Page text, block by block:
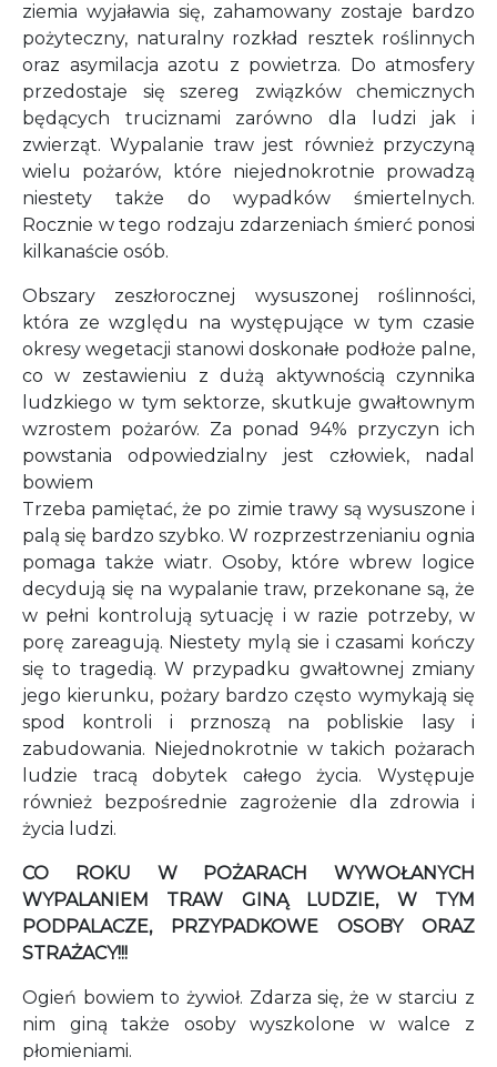
ziemia wyjaławia się, zahamowany zostaje bardzo
pożyteczny, naturalny rozkład resztek roślinnych
oraz asymilacja azotu z powietrza. Do atmosfery
przedostaje się szereg związków chemicznych
będących truciznami zarówno dla ludzi jak i
zwierząt. Wypalanie traw jest również przyczyną
wielu pożarów, które niejednokrotnie prowadzą
niestety także do wypadków śmiertelnych.
Rocznie w tego rodzaju zdarzeniach śmierć ponosi
kilkanaście osób.
Obszary zeszłorocznej wysuszonej roślinności,
która ze względu na występujące w tym czasie
okresy wegetacji stanowi doskonałe podłoże palne,
co w zestawieniu z dużą aktywnością czynnika
ludzkiego w tym sektorze, skutkuje gwałtownym
wzrostem pożarów. Za ponad 94% przyczyn ich
powstania odpowiedzialny jest człowiek, nadal
bowiem
Trzeba pamiętać, że po zimie trawy są wysuszone i
palą się bardzo szybko. W rozprzestrzenianiu ognia
pomaga także wiatr. Osoby, które wbrew logice
decydują się na wypalanie traw, przekonane są, że
w pełni kontrolują sytuację i w razie potrzeby, w
porę zareagują. Niestety mylą sie i czasami kończy
się to tragedią. W przypadku gwałtownej zmiany
jego kierunku, pożary bardzo często wymykają się
spod kontroli i prznoszą na pobliskie lasy i
zabudowania. Niejednokrotnie w takich pożarach
ludzie tracą dobytek całego życia. Występuje
również bezpośrednie zagrożenie dla zdrowia i
życia ludzi.
CO ROKU W POŻARACH WYWOŁANYCH
WYPALANIEM TRAW GINĄ LUDZIE, W TYM
PODPALACZE, PRZYPADKOWE OSOBY ORAZ
STRAŻACY!!!
Ogień bowiem to żywioł. Zdarza się, że w starciu z
nim giną także osoby wyszkolone w walce z
płomieniami.